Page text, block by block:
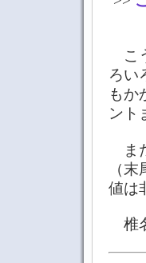
こ
ろい
もか
ント
ま
（
値は
椎